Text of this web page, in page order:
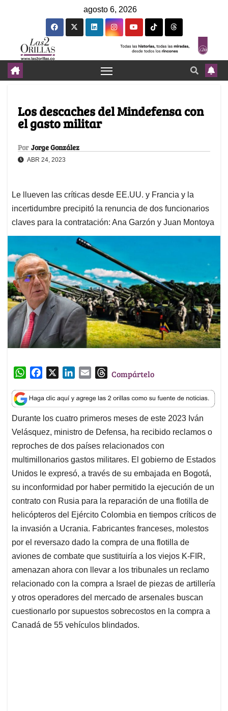
agosto 6, 2026
Los descaches del Mindefensa con
el gasto militar
Por Jorge González
ABR 24, 2023
Le llueven las críticas desde EE.UU. y Francia y la
incertidumbre precipitó la renuncia de dos funcionarios
claves para la contratación: Ana Garzón y Juan Montoya
W
a
t
s
A
p
p
c
e
b
o
o
k
n
k
e
d
I
n
a
i
l
T
r
e
a
d
s
Compártelo
Durante los cuatro primeros meses de este 2023 Iván
Velásquez, ministro de Defensa, ha recibido reclamos o
reproches de dos países relacionados con
multimillonarios gastos militares. El gobierno de Estados
Unidos le expresó, a través de su embajada en Bogotá,
su inconformidad por haber permitido la ejecución de un
contrato con Rusia para la reparación de una flotilla de
helicópteros del Ejército Colombia en tiempos críticos de
la invasión a Ucrania. Fabricantes franceses, molestos
por el reversazo dado la compra de una flotilla de
aviones de combate que sustituiría a los viejos K-FIR,
amenazan ahora con llevar a los tribunales un reclamo
relacionado con la compra a Israel de piezas de artillería
y otros operadores del mercado de arsenales buscan
cuestionarlo por supuestos sobrecostos en la compra a
Canadá de 55 vehículos blindados.